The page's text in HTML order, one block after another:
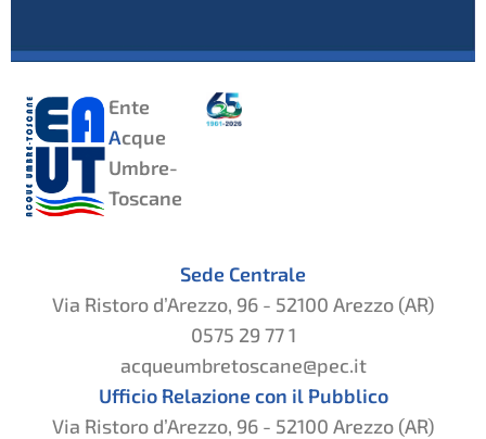
Ente
Acque
Umbre-
Toscane
Sede Centrale
Via Ristoro d’Arezzo, 96 - 52100 Arezzo (AR)
0575 29 77 1
acqueumbretoscane@pec.it
Ufficio Relazione con il Pubblico
Via Ristoro d’Arezzo, 96 - 52100 Arezzo (AR)